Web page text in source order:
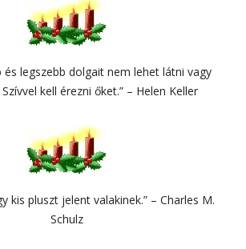
és legszebb dolgait nem lehet látni vagy
kell érezni őket.” – Helen Keller
kis pluszt jelent valakinek.” – Charles M.
Schulz